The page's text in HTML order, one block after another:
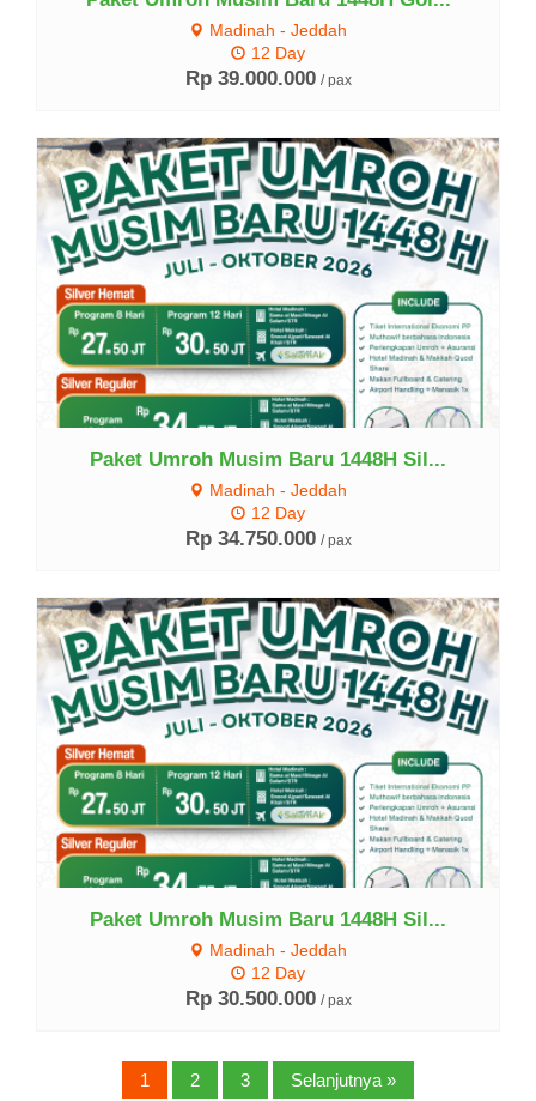
Madinah - Jeddah
12 Day
Rp 39.000.000 / pax
Lihat Detail
Paket Umroh Musim Baru 1448H Sil...
Madinah - Jeddah
12 Day
Rp 34.750.000 / pax
Lihat Detail
Paket Umroh Musim Baru 1448H Sil...
Madinah - Jeddah
12 Day
Rp 30.500.000 / pax
1 2 3 Selanjutnya »